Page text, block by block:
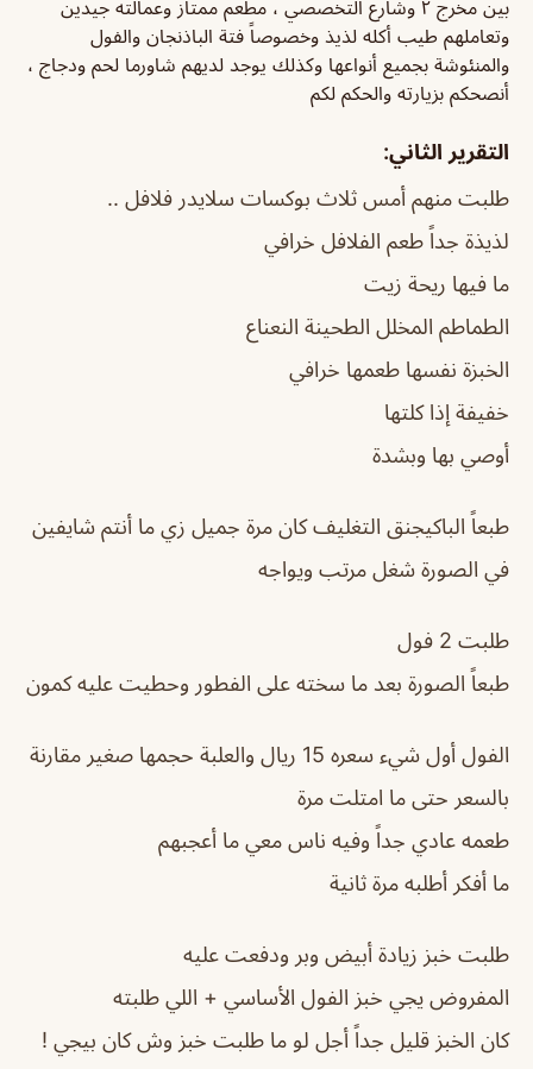
بين مخرج ٢ وشارع التخصصي ، مطعم ممتاز وعمالته جيدين
وتعاملهم طيب أكله لذيذ وخصوصاً فتة الباذنجان والفول
والمنئوشة بجميع أنواعها وكذلك يوجد لديهم شاورما لحم ودجاج ،
أنصحكم بزيارته والحكم لكم
التقرير الثاني:
طلبت منهم أمس ثلاث بوكسات سلايدر فلافل ..
لذيذة جداً طعم الفلافل خرافي
ما فيها ريحة زيت
الطماطم المخلل الطحينة النعناع
الخبزة نفسها طعمها خرافي
خفيفة إذا كلتها
أوصي بها وبشدة
طبعاً الباكيجنق التغليف كان مرة جميل زي ما أنتم شايفين
في الصورة شغل مرتب ويواجه
طلبت 2 فول
طبعاً الصورة بعد ما سخته على الفطور وحطيت عليه كمون
الفول أول شيء سعره 15 ريال والعلبة حجمها صغير مقارنة
بالسعر حتى ما امتلت مرة
طعمه عادي جداً وفيه ناس معي ما أعجبهم
ما أفكر أطلبه مرة ثانية
طلبت خبز زيادة أبيض وبر ودفعت عليه
المفروض يجي خبز الفول الأساسي + اللي طلبته
كان الخبز قليل جداً أجل لو ما طلبت خبز وش كان بيجي !